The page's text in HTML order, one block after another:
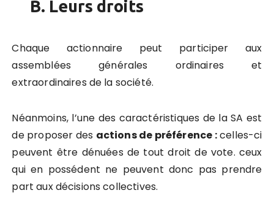
B. Leurs droits
Chaque actionnaire peut participer aux
assemblées générales ordinaires et
extraordinaires de la société.
Néanmoins, l’une des caractéristiques de la SA est
de proposer des actions de préférence :celles-ci
peuvent être dénuées de tout droit de vote. ceux
qui en possédent ne peuvent donc pas prendre
part aux décisions collectives.